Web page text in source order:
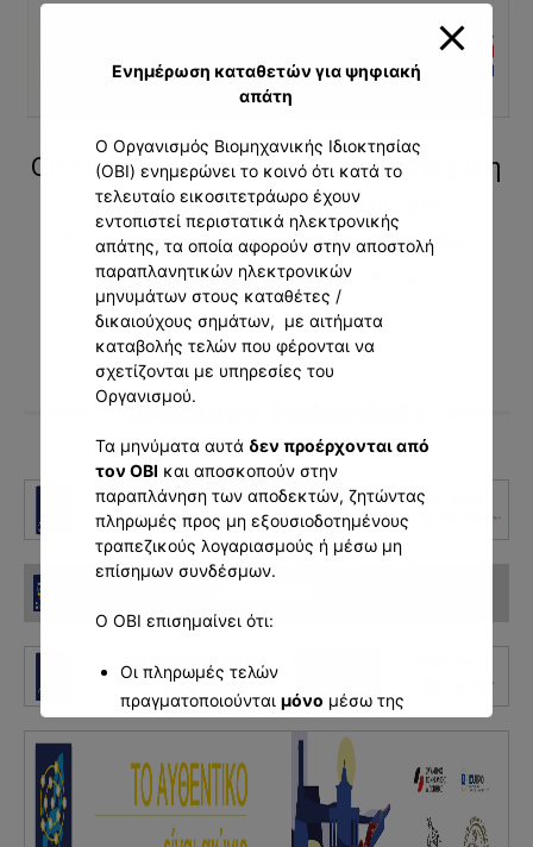
Οργάνωση Υπηρεσίας για την ενίσχυση
Νεοφυών και Μικρομεσαίων
Επιχειρήσεων στη διερεύνηση και
κατοχύρωση ευρεσιτεχνίας
Πρόγραμμα Authenticity
Ενημέρωση καταθετών για ψηφιακή
απάτη
Ο Οργανισμός Βιομηχανικής Ιδιοκτησίας
(ΟΒΙ) ενημερώνει το κοινό ότι κατά το
τελευταίο εικοσιτετράωρο έχουν
εντοπιστεί περιστατικά ηλεκτρονικής
απάτης, τα οποία αφορούν στην αποστολή
παραπλανητικών ηλεκτρονικών
μηνυμάτων στους καταθέτες /
δικαιούχους σημάτων, με αιτήματα
καταβολής τελών που φέρονται να
σχετίζονται με υπηρεσίες του
Οργανισμού.
Τα μηνύματα αυτά δεν προέρχονται από
τον ΟΒΙ και αποσκοπούν στην
παραπλάνηση των αποδεκτών, ζητώντας
πληρωμές προς μη εξουσιοδοτημένους
τραπεζικούς λογαριασμούς ή μέσω μη
επίσημων συνδέσμων.
Ο ΟΒΙ επισημαίνει ότι:
Οι πληρωμές τελών
πραγματοποιούνται μόνο μέσω της
επίσημης πλατφόρμας ηλεκτρονικών
υπηρεσιών του ΟΒΙ και μέσω των
αναρτημένων στην ιστοσελίδα του ΟΒΙ
τραπεζικών λογαριασμών